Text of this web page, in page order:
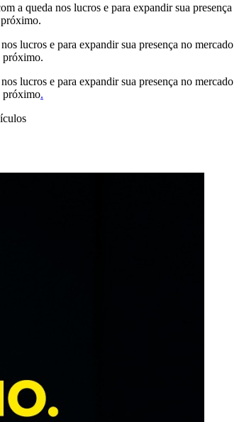
a queda nos lucros e para expandir sua presença
lucros e para expandir sua presença no mercado
próximo.
lucros e para expandir sua presença no mercado
próximo.